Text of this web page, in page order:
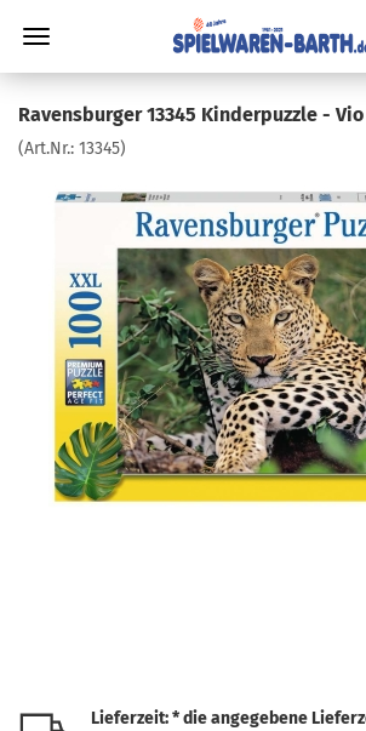
Ravensburger 13345 Kinderpuzzle -
(Art.Nr.: 13345)
Lieferzeit: * die angegebene